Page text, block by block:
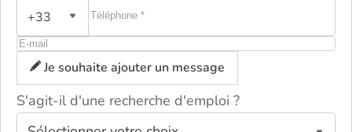
+33
Je souhaite ajouter un message
S'agit-il d'une recherche d'emploi ?